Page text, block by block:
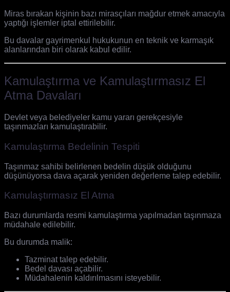
Miras bırakan kişinin bazı mirasçıları mağdur etmek amacıyla
yaptığı işlemler iptal ettirilebilir.
Bu davalar gayrimenkul hukukunun en teknik ve karmaşık
alanlarından biri olarak kabul edilir.
Kamulaştırma ve Kamulaştırmasız El
Atma Davaları
Devlet veya belediyeler kamu yararı gerekçesiyle
taşınmazları kamulaştırabilir.
Kamulaştırma Bedelinin Tespiti
Taşınmaz sahibi belirlenen bedelin düşük olduğunu
düşünüyorsa dava açarak yeniden değerleme talep edebilir.
Kamulaştırmasız El Atma
Bazı durumlarda resmi kamulaştırma yapılmadan taşınmaza
müdahale edilebilir.
Bu durumda malik:
Tazminat talep edebilir.
Bedel davası açabilir.
Müdahalenin kaldırılmasını isteyebilir.